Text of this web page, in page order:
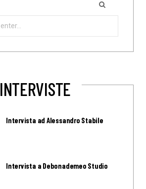
INTERVISTE
Intervista ad Alessandro Stabile
Intervista a Debonademeo Studio